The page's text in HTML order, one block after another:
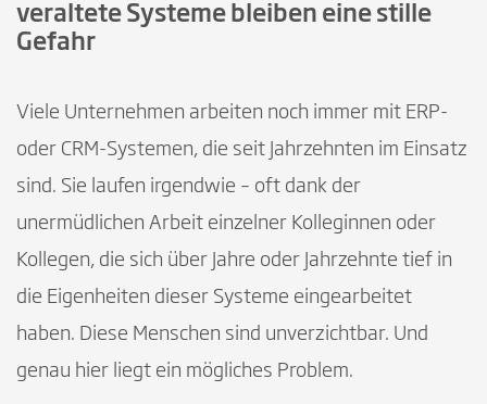
veraltete Systeme bleiben eine stille
Gefahr
Viele Unternehmen arbeiten noch immer mit ERP-
oder CRM-Systemen, die seit Jahrzehnten im Einsatz
sind. Sie laufen irgendwie – oft dank der
unermüdlichen Arbeit einzelner Kolleginnen oder
Kollegen, die sich über Jahre oder Jahrzehnte tief in
die Eigenheiten dieser Systeme eingearbeitet
haben. Diese Menschen sind unverzichtbar. Und
genau hier liegt ein mögliches Problem.